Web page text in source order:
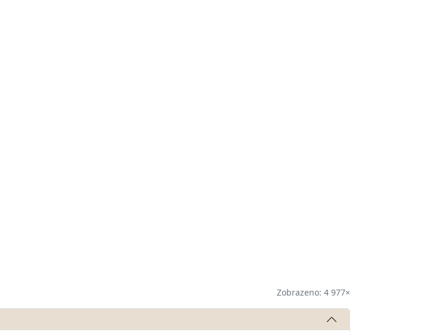
Zobrazeno: 4 977×